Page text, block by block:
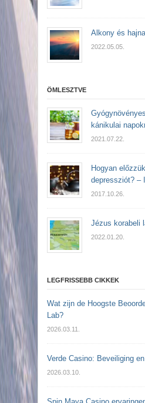
Alkony és
2022.05.05.
ÖMLESZTVE
kánikulai
2021.07.22.
Hogyan
depressziót? –
2017.10.26.
Jézus korabeli
2022.01.20.
LEGFRISSEBB CIKKEK
Wat zijn de Hoogste
Lab?
2026.03.11.
Verde Casino: Beveiliging
2026.03.10.
Spin Maya Casino